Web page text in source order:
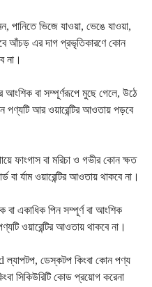
পানিতে ভিজে যাওয়া, ভেঙে যাওয়া,
আঁচড় এর দাগ প্রভৃতিকারণে কোন
না।
আংশিক বা সম্পূর্ণরূপে মুছে গেলে, উঠে
পণ্যটি আর ওয়ারেন্টির আওতায় পড়বে
ফাংগাস বা মরিচা ও গভীর কোন ক্ষত
বা র্যাম ওয়ারেন্টির আওতায় থাকবে না।
বা একাধিক পিন সম্পূর্ণ বা আংশিক
ওয়ারেন্টির আওতায় থাকবে না।
ডেস্কটপ কিংবা কোন পণ্য
সিকিউরিটি কোড প্রয়োগ করেনা